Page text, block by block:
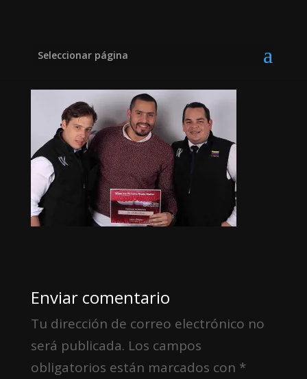
Seleccionar página
baires1-large11
Enviar comentario
Tu dirección de correo electrónico no
será publicada. Los campos
obligatorios están marcados con *